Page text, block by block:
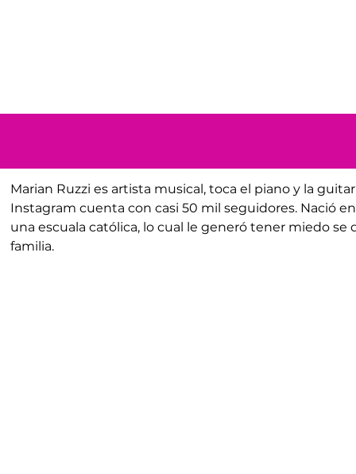
Marian Ruzzi es artista musical, toca el piano y la
Instagram cuenta con casi 50 mil seguidores. Nació
una escuala católica, lo cual le generó tener miedo se
familia.